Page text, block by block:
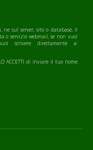
sul server, sito o database, il
o servizio webmail, se non vuoi
scrivere direttamente a:
ACCETTI di inviare il tuo nome